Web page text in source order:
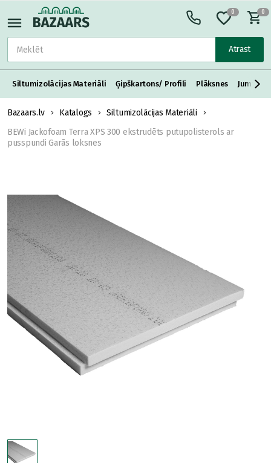
Atrast
0 0
Siltumizolācijas Materiāli Ģipškartons/ Profili Plāksnes Jumta
Bazaars.lv Katalogs
Siltumizolācijas Materiāli
BEWi Jackofoam Terra XPS 300 ekstrudēts putupolisterols ar
pusspundi Garās loksnes